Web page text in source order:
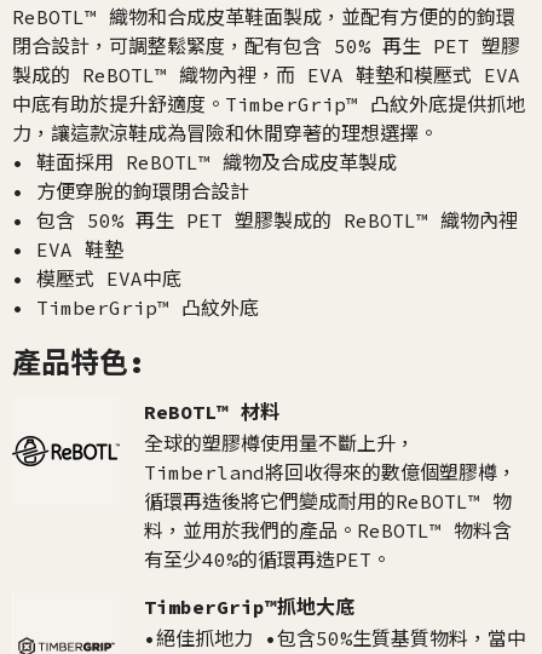
ReBOTL™ 織物和合成皮革鞋面製成，並配有方便的的鉤環
閉合設計，可調整鬆緊度，配有包含 50% 再生 PET 塑膠
製成的 ReBOTL™ 織物內裡，而 EVA 鞋墊和模壓式 EVA
中底有助於提升舒適度。TimberGrip™ 凸紋外底提供抓地
力，讓這款涼鞋成為冒險和休閒穿著的理想選擇。
• 鞋面採用 ReBOTL™ 織物及合成皮革製成
• 方便穿脫的鉤環閉合設計
• 包含 50% 再生 PET 塑膠製成的 ReBOTL™ 織物內裡
• EVA 鞋墊
• 模壓式 EVA中底
• TimberGrip™ 凸紋外底
產品特色:
ReBOTL™ 材料
全球的塑膠樽使用量不斷上升，
Timberland將回收得來的數億個塑膠樽，
循環再造後將它們變成耐用的ReBOTL™ 物
料，並用於我們的產品。ReBOTL™ 物料含
有至少40%的循環再造PET。
TimberGrip™抓地大底
•絕佳抓地力 •包含50%生質基質物料，當中